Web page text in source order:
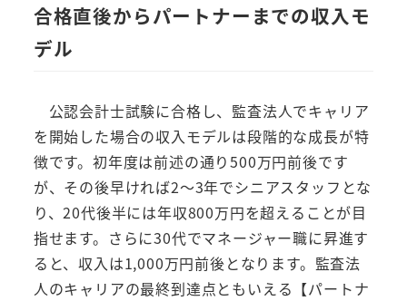
合格直後からパートナーまでの収入モ
デル
公認会計士試験に合格し、監査法人でキャリア
を開始した場合の収入モデルは段階的な成長が特
徴です。初年度は前述の通り500万円前後です
が、その後早ければ2～3年でシニアスタッフとな
り、20代後半には年収800万円を超えることが目
指せます。さらに30代でマネージャー職に昇進す
ると、収入は1,000万円前後となります。監査法
人のキャリアの最終到達点ともいえる【パートナ